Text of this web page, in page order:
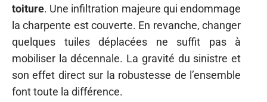
toiture. Une infiltration majeure qui endommage
la charpente est couverte. En revanche, changer
quelques tuiles déplacées ne suffit pas à
mobiliser la décennale. La gravité du sinistre et
son effet direct sur la robustesse de l’ensemble
font toute la différence.